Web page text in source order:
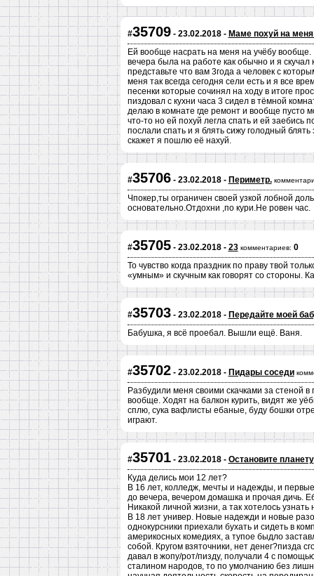
#35709- 23.02.2018 - Маме похуй на
Ей вообще насрать на меня на учёбу вообще.
вечера была на работе как обычно и я скучал
представьте что вам 3года а человек с
меня так всегда сегодня сели есть и я все
песенки которые сочинял на ходу в итоге
пиздовал с кухни часа 3 сидел в тёмной
делаю в комнате где ремонт и вообще пусто
что-то но ей похуй легла спать и ей
послали спать и я блять сижу голодный
скажет я пошлю её нахуй.
#35706- 23.02.2018 - Периметр.
Чпокер,ты ограничен своей узкой лобной
основательно.Отдохни ,по кури.Не ровен час.
#35705- 23.02.2018 - 23 комментариев: 0
То чувство когда праздник по праву твой
«умным» и скучным как говорят со стороны.
#35703- 23.02.2018 - Передайте моей
Бабушка, я всё проебал. Вышли ещё. Ваня.
#35702- 23.02.2018 - Пидары соседи
Разбудили меня своими скачками за стеной
вообще. Ходят на балкон курить, видят же
сплю, сука вафлисты ебаные, буду бошки
играют.
#35701- 23.02.2018 - Остановите планету
Куда делись мои 12 лет?
В 16 лет, колледж, мечты и надежды, и
до вечера, вечером домашка и прочая дичь.
Никакой личной жизни, а так хотелось
В 18 лет универ. Новые надежди и новые
однокурсники приехали бухать и сидеть в
америкосных комедиях, а тупое быдло
собой. Кругом взяточники, нет денег?пизда
давал в жопу/рот/пизду, получали 4 с
сталином народов, то по умолчанию без